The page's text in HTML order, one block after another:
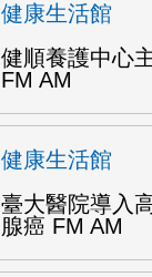
健康生活館
健順養護中心
FM AM
健康生活館
臺大醫院導入
腺癌 FM AM